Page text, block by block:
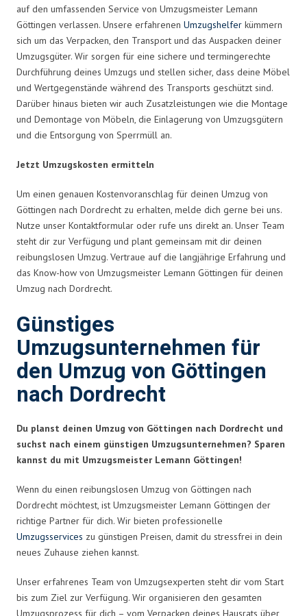
auf den umfassenden Service von Umzugsmeister Lemann
Göttingen verlassen. Unsere erfahrenen Umzugshelfer kümmern
sich um das Verpacken, den Transport und das Auspacken deiner
Umzugsgüter. Wir sorgen für eine sichere und termingerechte
Durchführung deines Umzugs und stellen sicher, dass deine Möbel
und Wertgegenstände während des Transports geschützt sind.
Darüber hinaus bieten wir auch Zusatzleistungen wie die Montage
und Demontage von Möbeln, die Einlagerung von Umzugsgütern
und die Entsorgung von Sperrmüll an.
Jetzt Umzugskosten ermitteln
Um einen genauen Kostenvoranschlag für deinen Umzug von
Göttingen nach Dordrecht zu erhalten, melde dich gerne bei uns.
Nutze unser Kontaktformular oder rufe uns direkt an. Unser Team
steht dir zur Verfügung und plant gemeinsam mit dir deinen
reibungslosen Umzug. Vertraue auf die langjährige Erfahrung und
das Know-how von Umzugsmeister Lemann Göttingen für deinen
Umzug nach Dordrecht.
Günstiges
Umzugsunternehmen für
den Umzug von Göttingen
nach Dordrecht
Du planst deinen Umzug von Göttingen nach Dordrecht und
suchst nach einem günstigen Umzugsunternehmen? Sparen
kannst du mit Umzugsmeister Lemann Göttingen!
Wenn du einen reibungslosen Umzug von Göttingen nach
Dordrecht möchtest, ist Umzugsmeister Lemann Göttingen der
richtige Partner für dich. Wir bieten professionelle
Umzugsservices zu günstigen Preisen, damit du stressfrei in dein
neues Zuhause ziehen kannst.
Unser erfahrenes Team von Umzugsexperten steht dir vom Start
bis zum Ziel zur Verfügung. Wir organisieren den gesamten
Umzugsprozess für dich – vom Verpacken deines Hausrats über